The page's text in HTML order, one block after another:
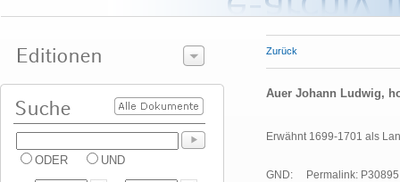
ODER UND
Zurück
Auer Johann Ludwig,
Erwähnt 1699-1701 als
GND: Permalink: P30895